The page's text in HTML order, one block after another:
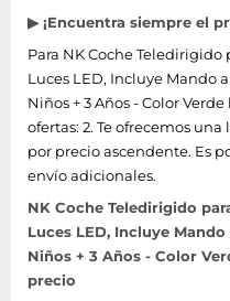
▶ ¡Encuentra siempre el
Para NK Coche
Luces LED, Incluye Mando
Niños + 3 Años - Color
ofertas: 2. Te ofrecemos
por precio ascendente. Es
envío adicionales.
NK Coche Teledirigido
Luces LED, Incluye
Niños + 3 Años - Color
precio